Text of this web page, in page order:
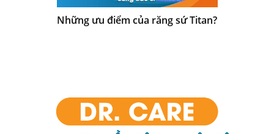
Những ưu điểm của răng sứ Titan?